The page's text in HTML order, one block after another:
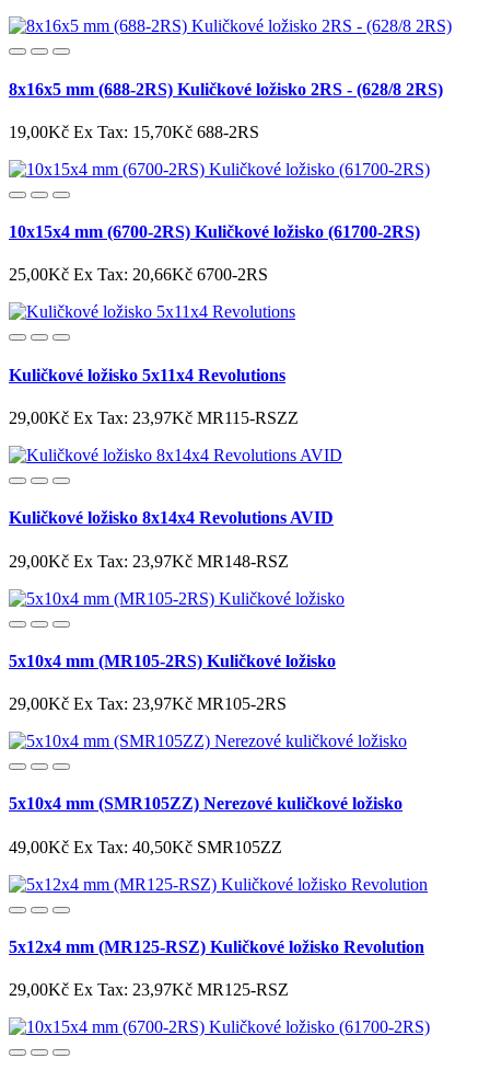
8x16x5 mm (688-2RS) Kuličkové ložisko 2RS - (628/8 2RS)
19,00Kč Ex Tax: 15,70Kč 688-2RS
10x15x4 mm (6700-2RS) Kuličkové ložisko (61700-2RS)
25,00Kč Ex Tax: 20,66Kč 6700-2RS
Kuličkové ložisko 5x11x4 Revolutions
29,00Kč Ex Tax: 23,97Kč MR115-RSZZ
Kuličkové ložisko 8x14x4 Revolutions AVID
29,00Kč Ex Tax: 23,97Kč MR148-RSZ
5x10x4 mm (MR105-2RS) Kuličkové ložisko
29,00Kč Ex Tax: 23,97Kč MR105-2RS
5x10x4 mm (SMR105ZZ) Nerezové kuličkové ložisko
49,00Kč Ex Tax: 40,50Kč SMR105ZZ
5x12x4 mm (MR125-RSZ) Kuličkové ložisko Revolution
29,00Kč Ex Tax: 23,97Kč MR125-RSZ